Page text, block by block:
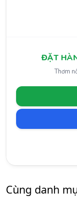
ĐẶT
Thơm
Cùng danh